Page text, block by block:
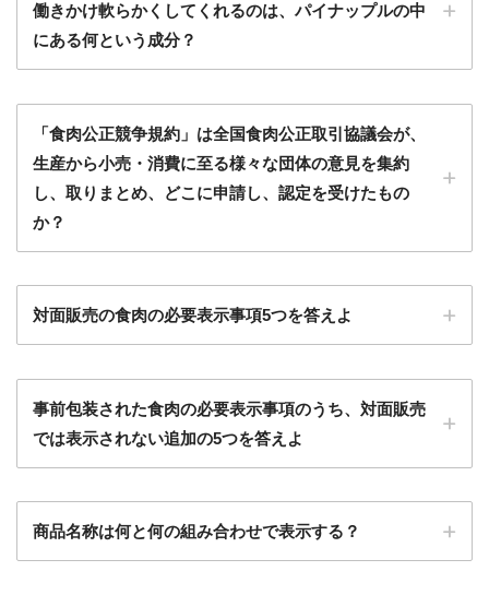
働きかけ軟らかくしてくれるのは、パイナップルの中
にある何という成分？
「食肉公正競争規約」は全国食肉公正取引協議会が、
生産から小売・消費に至る様々な団体の意見を集約
し、取りまとめ、どこに申請し、認定を受けたもの
か？
対面販売の食肉の必要表示事項5つを答えよ
事前包装された食肉の必要表示事項のうち、対面販売
では表示されない追加の5つを答えよ
商品名称は何と何の組み合わせで表示する？